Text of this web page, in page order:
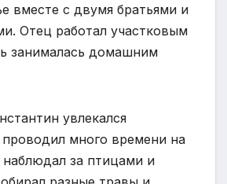
вместе с двумя братьями и
Отец работал участковым
занималась домашним
увлекался
много времени на
наблюдал за птицами и